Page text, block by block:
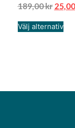
189,00kr 25,00
Välj alternativ